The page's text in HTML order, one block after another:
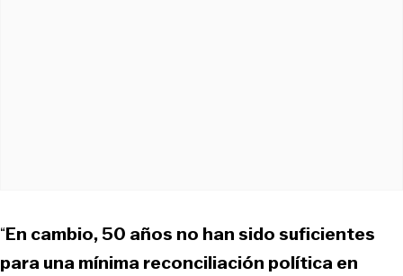
“En cambio, 50 años no han sido suficientes
para una mínima reconciliación política en